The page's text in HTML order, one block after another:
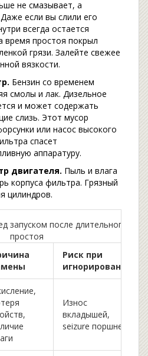
не смазывает, а
если вы слили его
всегда остается
время простоя покрыл
грязи. Залейте свежее
вязкости.
Бензин со временем
смолы и лак. Дизельное
и может содержать
слизь. Этот мусор
или насос высокого
спасет
аппаратуру.
двигателя. Пыль и влага
корпуса фильтра. Грязный
цилиндров.
запуском после длительного
простоя
Риск при
игнорировании
Износ
вкладышей,
seizure поршней